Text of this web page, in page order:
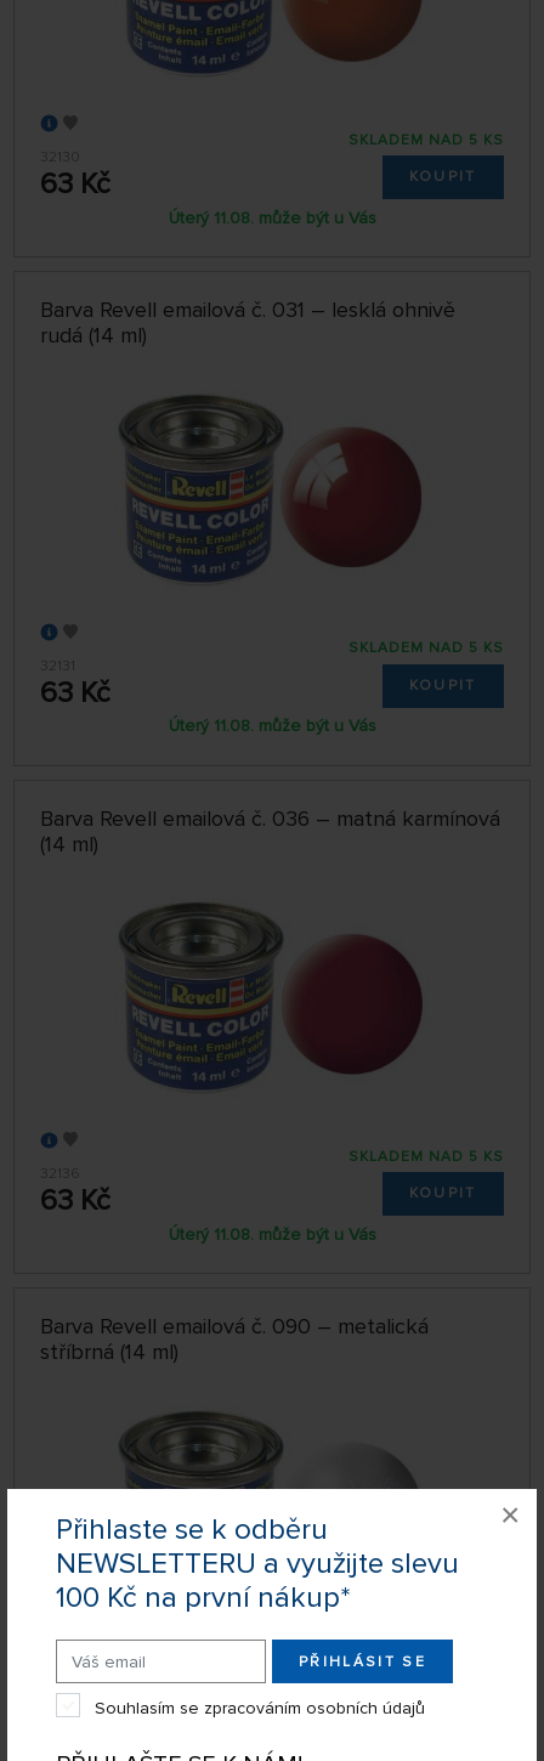
Přihlaste se k odběru
NEWSLETTERU a využijte slevu
100 Kč na první nákup*
PŘIHLÁSIT SE
Souhlasím se zpracováním osobních údajů
×
32130
63 Kč
SKLADEM NAD 5 KS
KOUPIT
Úterý 11.08. může být u Vás
Barva Revell emailová č. 031 – lesklá ohnivě
rudá (14 ml)
32131
63 Kč
SKLADEM NAD 5 KS
KOUPIT
Úterý 11.08. může být u Vás
Barva Revell emailová č. 036 – matná karmínová
(14 ml)
32136
63 Kč
SKLADEM NAD 5 KS
KOUPIT
Úterý 11.08. může být u Vás
Barva Revell emailová č. 090 – metalická
stříbrná (14 ml)
32190
63 Kč
SKLADEM NAD 5 KS
KOUPIT